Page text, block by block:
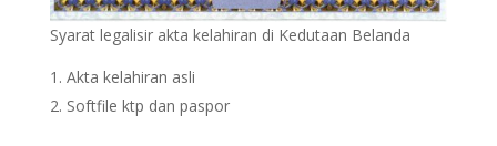
Syarat legalisir akta kelahiran di Kedutaan Belanda
Akta kelahiran asli
Softfile ktp dan paspor